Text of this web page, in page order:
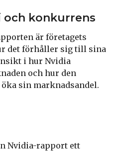
och konkurrens
är företagets
det förhåller sig till sina
i hur Nvidia
och hur den
sin marknadsandel.
Nvidia-rapport ett